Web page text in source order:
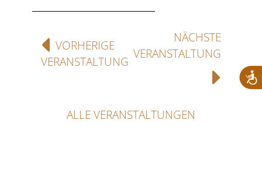
VORHERIGE
VERANSTALTUNG
NÄCHSTE
VERANSTALTUNG
ALLE VERANSTALTUNGEN